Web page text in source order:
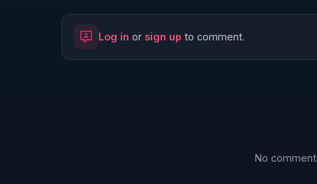
http://rgnr.li/ymag
Log in or sign up to comment.
No